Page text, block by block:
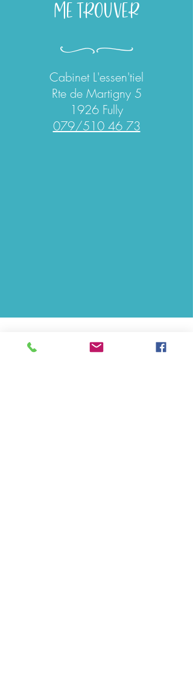
Me trouver
lm
Cabinet L'essen'tiel
Rte de Martigny 5
1926 Fully
079/510 46 73